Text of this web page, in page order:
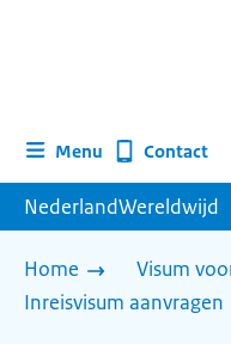
Menu Contact
NederlandWereldwijd
Home
Visum
Inreisvisum aanvragen